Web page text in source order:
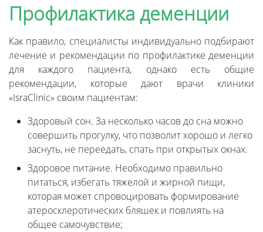
Профилактика деменции
Как правило, специалисты индивидуально подбирают
лечение и рекомендации по профилактике деменции
для каждого пациента, однако есть общие
рекомендации, которые дают врачи клиники
«IsraClinic» своим пациентам:
Здоровый сон. За несколько часов до сна можно
совершить прогулку, что позволит хорошо и легко
заснуть, не переедать, спать при открытых окнах.
Здоровое питание. Необходимо правильно
питаться, избегать тяжелой и жирной пищи,
которая может спровоцировать формирование
атеросклеротических бляшек и повлиять на
общее самочувствие;